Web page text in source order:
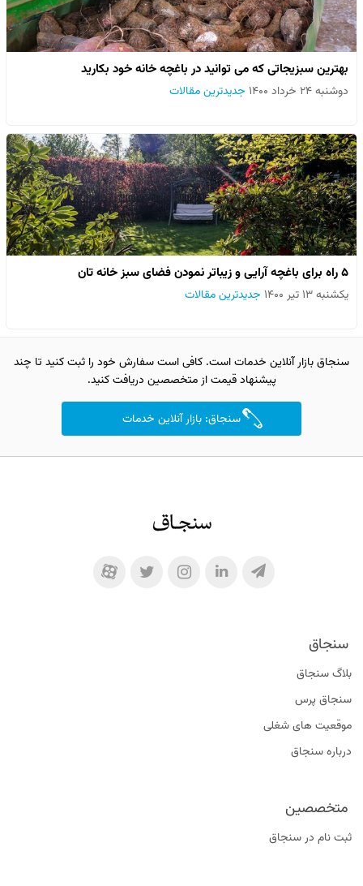
بهترین سبزیجاتی که می توانید در باغچه خانه خود بکارید
دوشنبه ۲۴ خرداد ۱۴۰۰ جدیدترین مقالات
۵ راه برای باغچه آرایی و زیباتر نمودن فضای سبز خانه تان
یکشنبه ۱۳ تیر ۱۴۰۰ جدیدترین مقالات
سنجاق بازار آنلاین خدمات است. کافی است سفارش خود را ثبت کنید تا چند
پیشنهاد قیمت از متخصصین دریافت کنید.
سنجاق: بازار آنلاین خدمات
سنجاق
بلاگ سنجاق
سنجاق پرس
موقعیت‌ های شغلی
درباره سنجاق
متخصصین
ثبت نام در سنجاق